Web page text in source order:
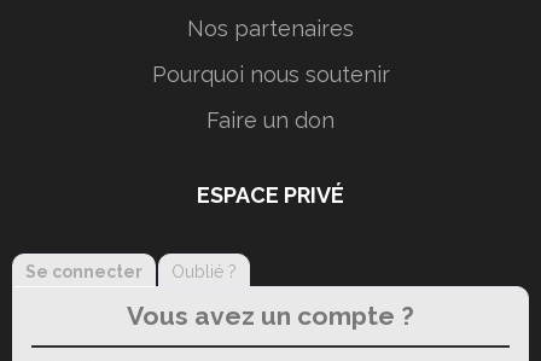
Nos partenaires
Pourquoi nous soutenir
Faire un don
ESPACE PRIVÉ
Se connecter Oublié ?
Vous avez un compte ?